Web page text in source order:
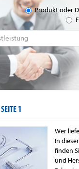
Produkt oder
SEITE 1
Wer
In
finden
und